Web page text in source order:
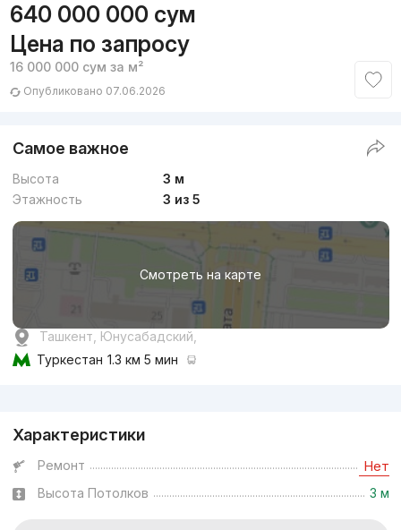
640 000 000 сум
Цена по запросу
16 000 000 сум за м²
Опубликовано 07.06.2026
Самое важное
Высота
3 м
Этажность
3 из 5
Смотреть на карте
Ташкент, Юнусабадский,
Туркестан 1.3 км 5 мин
Характеристики
Ремонт Нет
Высота Потолков 3 м